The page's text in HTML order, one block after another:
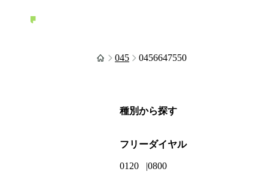
045 0456647550
種別から探す
フリーダイヤル
0120 0800